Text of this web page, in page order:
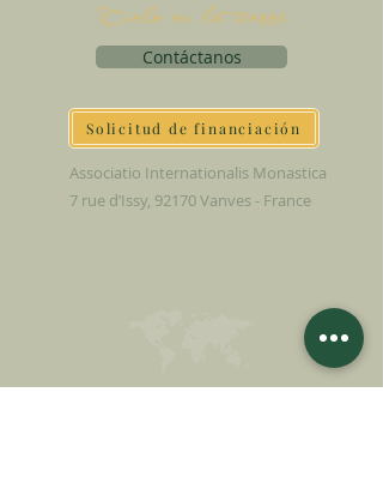
Cielo en la tierra
Contáctanos
Solicitud de financiación
Associatio Internationalis Monastica
7 rue d’Issy, 92170 Vanves - France